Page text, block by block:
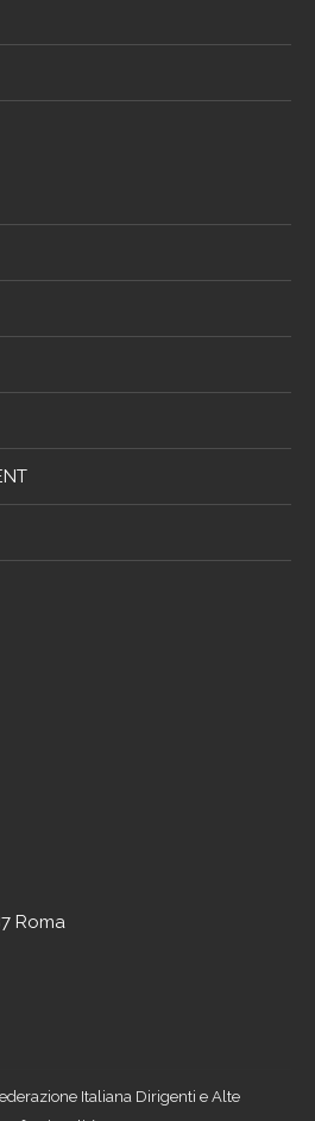
Roma
Italiana Dirigenti e Alte